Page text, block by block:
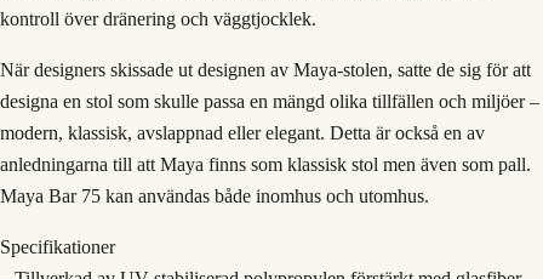
kontroll över dränering och väggtjocklek.
När designers skissade ut designen av Maya-stolen, satte de sig för att
designa en stol som skulle passa en mängd olika tillfällen och miljöer –
modern, klassisk, avslappnad eller elegant. Detta är också en av
anledningarna till att Maya finns som klassisk stol men även som pall.
Maya Bar 75 kan användas både inomhus och utomhus.
Specifikationer